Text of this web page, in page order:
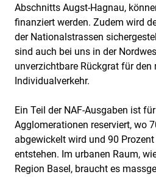
Abschnitts Augst-Hagnau,
finanziert werden. Zudem wird
der Nationalstrassen
sind auch bei uns in der
unverzichtbare Rückgrat für
Individualverkehr.
Ein Teil der NAF-Ausgaben ist
Agglomerationen reserviert, wo
abgewickelt wird und 90
entstehen. Im urbanen Raum,
Region Basel, braucht es